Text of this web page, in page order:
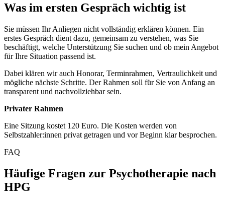
Was im ersten Gespräch wichtig ist
Sie müssen Ihr Anliegen nicht vollständig erklären können. Ein
erstes Gespräch dient dazu, gemeinsam zu verstehen, was Sie
beschäftigt, welche Unterstützung Sie suchen und ob mein Angebot
für Ihre Situation passend ist.
Dabei klären wir auch Honorar, Terminrahmen, Vertraulichkeit und
mögliche nächste Schritte. Der Rahmen soll für Sie von Anfang an
transparent und nachvollziehbar sein.
Privater Rahmen
Eine Sitzung kostet 120 Euro. Die Kosten werden von
Selbstzahler:innen privat getragen und vor Beginn klar besprochen.
FAQ
Häufige Fragen zur Psychotherapie nach
HPG